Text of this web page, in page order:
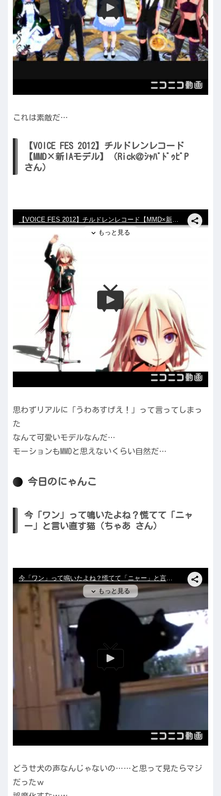
これは素敵だ…
【VOICE FES 2012】チルドレンレコード
【MMD×新IAモデル】（Rick＠ｼｬﾊﾞﾄﾞｩﾋﾞP
さん）
思わずリアルに「うわあすげえ！」って言ってしまっ
た
なんて可愛いモデルなんだ…
モーションもMMDと思えないくらい自然だ…
今日のにゃんこ
今「ワン」って鳴いたよね？慌てて「ニャ
ー」と言い直す猫（ちゃあ さん）
どうせ犬の声なんじゃないの……と思って見たらマジ
だったｗ